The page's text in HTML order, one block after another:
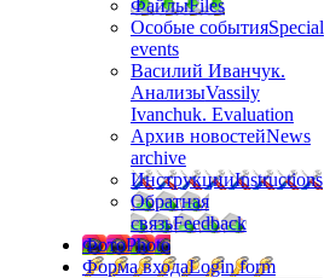
ФайлыFiles
Особые событияSpecial
events
Василий Иванчук.
АнализыVassily
Ivanchuk. Evaluation
Архив новостейNews
archive
ИнструкцииInstructions
Обратная
связьFeedback
ФотоPhoto
Форма входаLogin form